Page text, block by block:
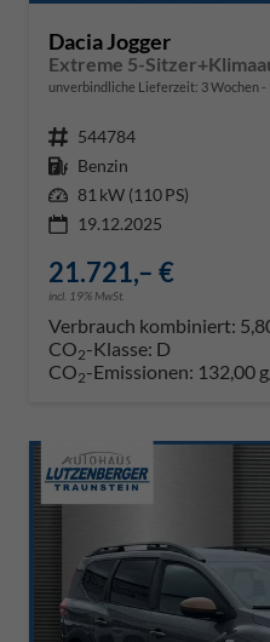
Dacia Jogger
Extreme 5-
unverbindliche Lieferzeit: 3 Wochen
Fahrzeugnr. 544784
Kraftstoff Benzin
Leistung 81 kW (110 PS)
19.12.2025
21.721,– €
incl. 19% MwSt.
Verbrauch kombiniert:
CO2-Klasse: D
CO2-Emissionen: 132,00